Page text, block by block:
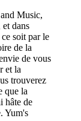
Music,
dans
soit par le
de la
de vous
et la
trouverez
que la
hâte de
Yum's